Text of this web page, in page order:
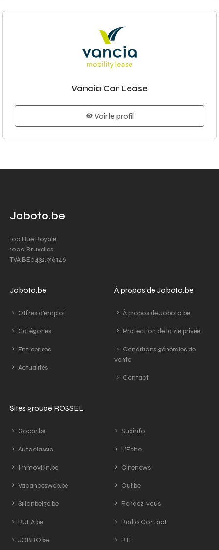
Vancia Car Lease
Voir le profil
Joboto.be
100 Rue Royale
1000 Bruxelles
TVA BE0432.916.146
Joboto.be
Offres d'emploi
Catégories
Entreprises
Actualités
À propos de Joboto.be
À propos de Joboto.be
Protection de la vie privée
Conditions générales de
vente
Contact
Sites groupe ROSSEL
Gocar.be
Autoclassic
Immovlan.be
Vacancesweb.be
Sillonbelge.be
RULA.be
JOBBO.be
Sudinfo
L'Echo
Cinenews
Out.be
Rendez-vous
Radio Contact
RTL